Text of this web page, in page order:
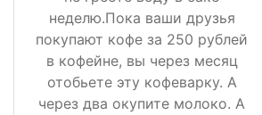
неделю.Пока ваши друзья
покупают кофе за 250 рублей
в кофейне, вы через месяц
отобьете эту кофеварку. А
через два окупите молоко. А